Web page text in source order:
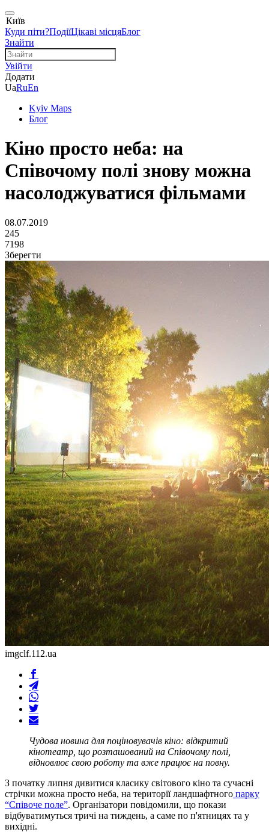
Київ
Куди піти?ПодіїЦікаві місцяБлог
Знайти
Увійти
Додати
UaRuEn
Kyiv Maps
Блог
Кіно просто неба: на
Співочому полі знову можна
насолоджуватися фільмами
08.07.2019
245
7198
Зберегти
imgclf.112.ua
Чудова новина для поціновувачів кіно: відкритий
кінотеатр, що розташований на Співочому полі,
відновлює свою роботу та вже працює на повну.
З початку липня дивитися класику світового кіно та сучасні
стрічки можна просто неба, на території ландшафтного парку
“Співоче поле”. Організатори повідомили, що покази
відбуватимуться тричі на тиждень, а саме по п'ятницях та у
вихідні.